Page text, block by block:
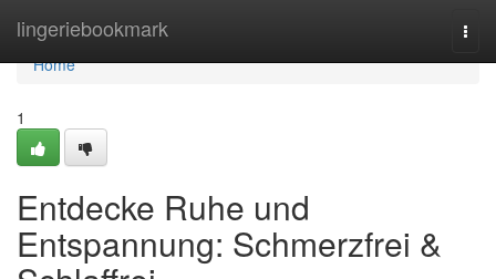
lingeriebookmark
Home
Home
1
Entdecke Ruhe und
Entspannung: Schmerzfrei &